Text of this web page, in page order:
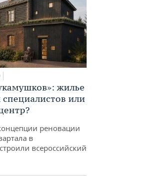
жилье
или
реновации
в
всероссийский